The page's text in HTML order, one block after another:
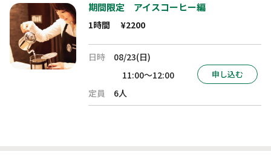
期間限定 アイスコーヒー編
1時間 ¥2200
日時
08/23(日)
11:00～12:00
定員
6人
申し込む